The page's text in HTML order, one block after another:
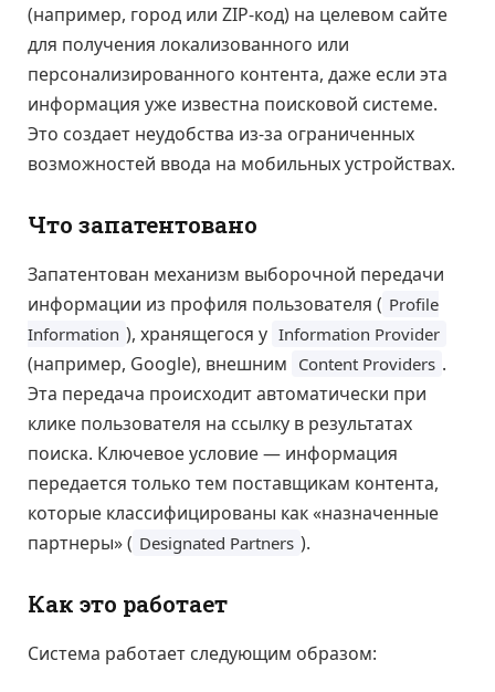
(например, город или ZIP-код) на целевом сайте
для получения локализованного или
персонализированного контента, даже если эта
информация уже известна поисковой системе.
Это создает неудобства из-за ограниченных
возможностей ввода на мобильных устройствах.
Что запатентовано
Запатентован механизм выборочной передачи
информации из профиля пользователя ( Profile
Information ), хранящегося у Information Provider
(например, Google), внешним Content Providers .
Эта передача происходит автоматически при
клике пользователя на ссылку в результатах
поиска. Ключевое условие — информация
передается только тем поставщикам контента,
которые классифицированы как «назначенные
партнеры» ( Designated Partners ).
Как это работает
Система работает следующим образом: